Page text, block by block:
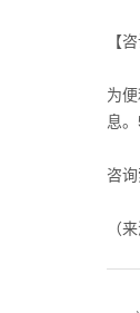
【
为
息
咨
（